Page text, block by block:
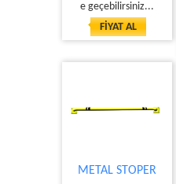
e geçebilirsiniz...
FİYAT AL
METAL STOPER